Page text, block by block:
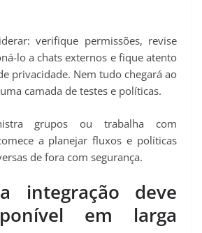
verifique permissões, revise
lo a chats externos e fique atento
privacidade. Nem tudo chegará ao
camada de testes e políticas.
grupos ou trabalha com
a planejar fluxos e políticas
de fora com segurança.
integração deve
em larga